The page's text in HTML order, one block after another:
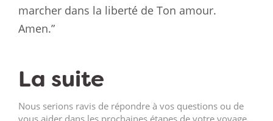
marcher dans la liberté de Ton amour.
Amen.”
La suite
Nous serions ravis de répondre à vos questions ou de